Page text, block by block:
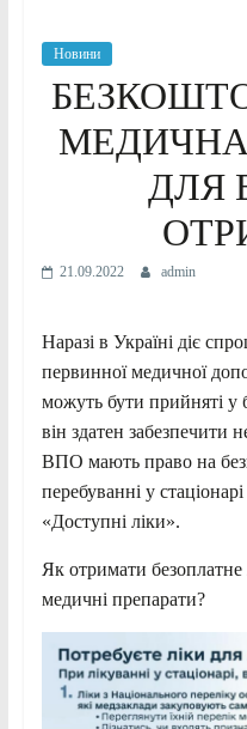
Новини
ДЛЯ
21.09.2022 admin
Наразі в Україні діє
первинної медичної
можуть бути прийняті у
він здатен забезпечити
ВПО мають право на
перебуванні у
«Доступні ліки».
Як отримати безоплатне
медичні препарати?